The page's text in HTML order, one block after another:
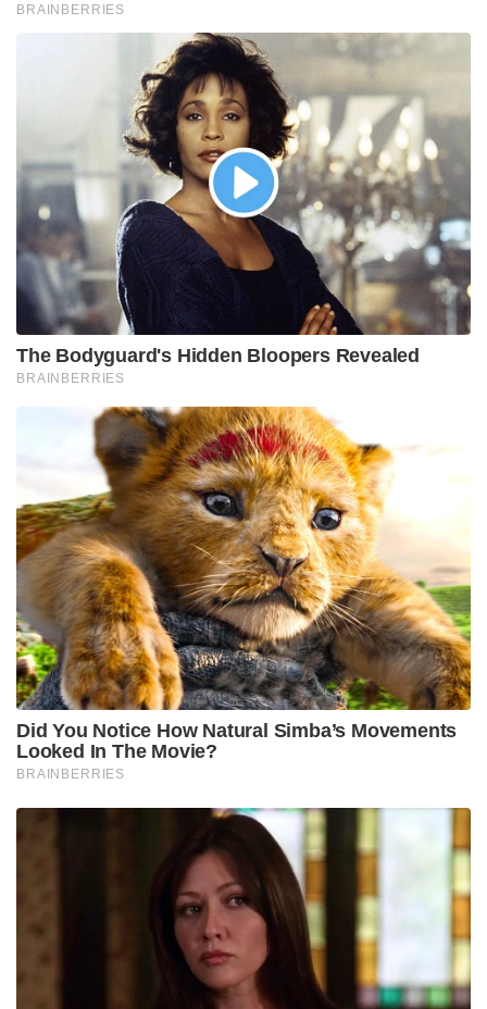
BRAINBERRIES
The Bodyguard's Hidden Bloopers Revealed
BRAINBERRIES
Did You Notice How Natural Simba’s Movements
Looked In The Movie?
BRAINBERRIES